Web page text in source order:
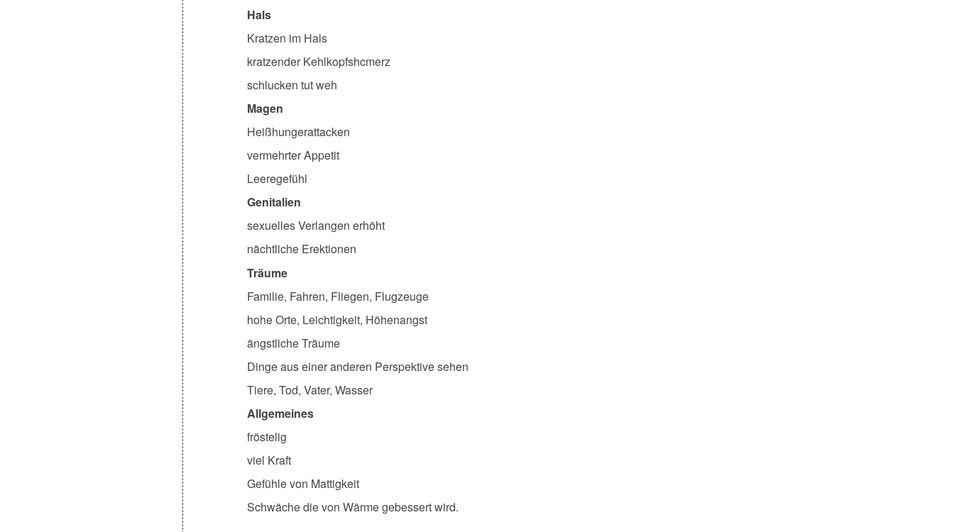
Hals
Kratzen im Hals
kratzender Kehlkopfshcmerz
schlucken tut weh
Magen
Heißhungerattacken
vermehrter Appetit
Leeregefühl
Genitalien
sexuelles Verlangen erhöht
nächtliche Erektionen
Träume
Familie, Fahren, Fliegen, Flugzeuge
hohe Orte, Leichtigkeit, Höhenangst
ängstliche Träume
Dinge aus einer anderen Perspektive sehen
Tiere, Tod, Vater, Wasser
Allgemeines
fröstelig
viel Kraft
Gefühle von Mattigkeit
Schwäche die von Wärme gebessert wird.